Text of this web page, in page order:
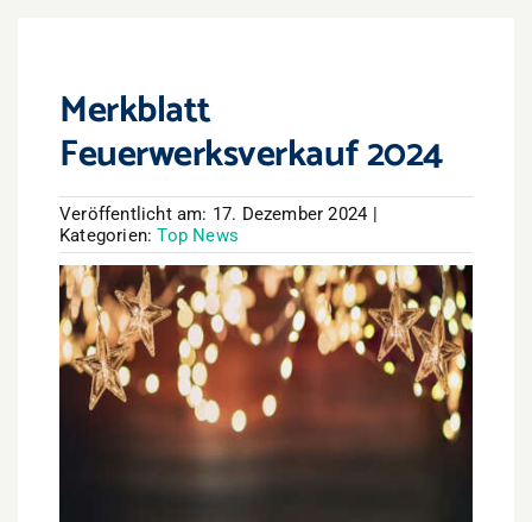
Merkblatt
Feuerwerksverkauf 2024
Veröffentlicht am: 17. Dezember 2024 |
Kategorien:Top News